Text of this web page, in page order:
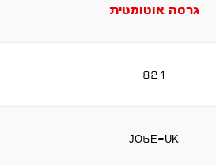
גרסה אוטומטית
821
jo5e-uk